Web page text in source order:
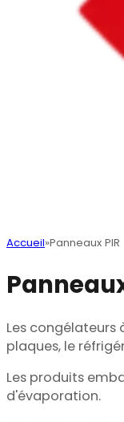
Accueil Panneaux PIR
Les congélateurs
plaques, le
Les produits
d'évaporation.